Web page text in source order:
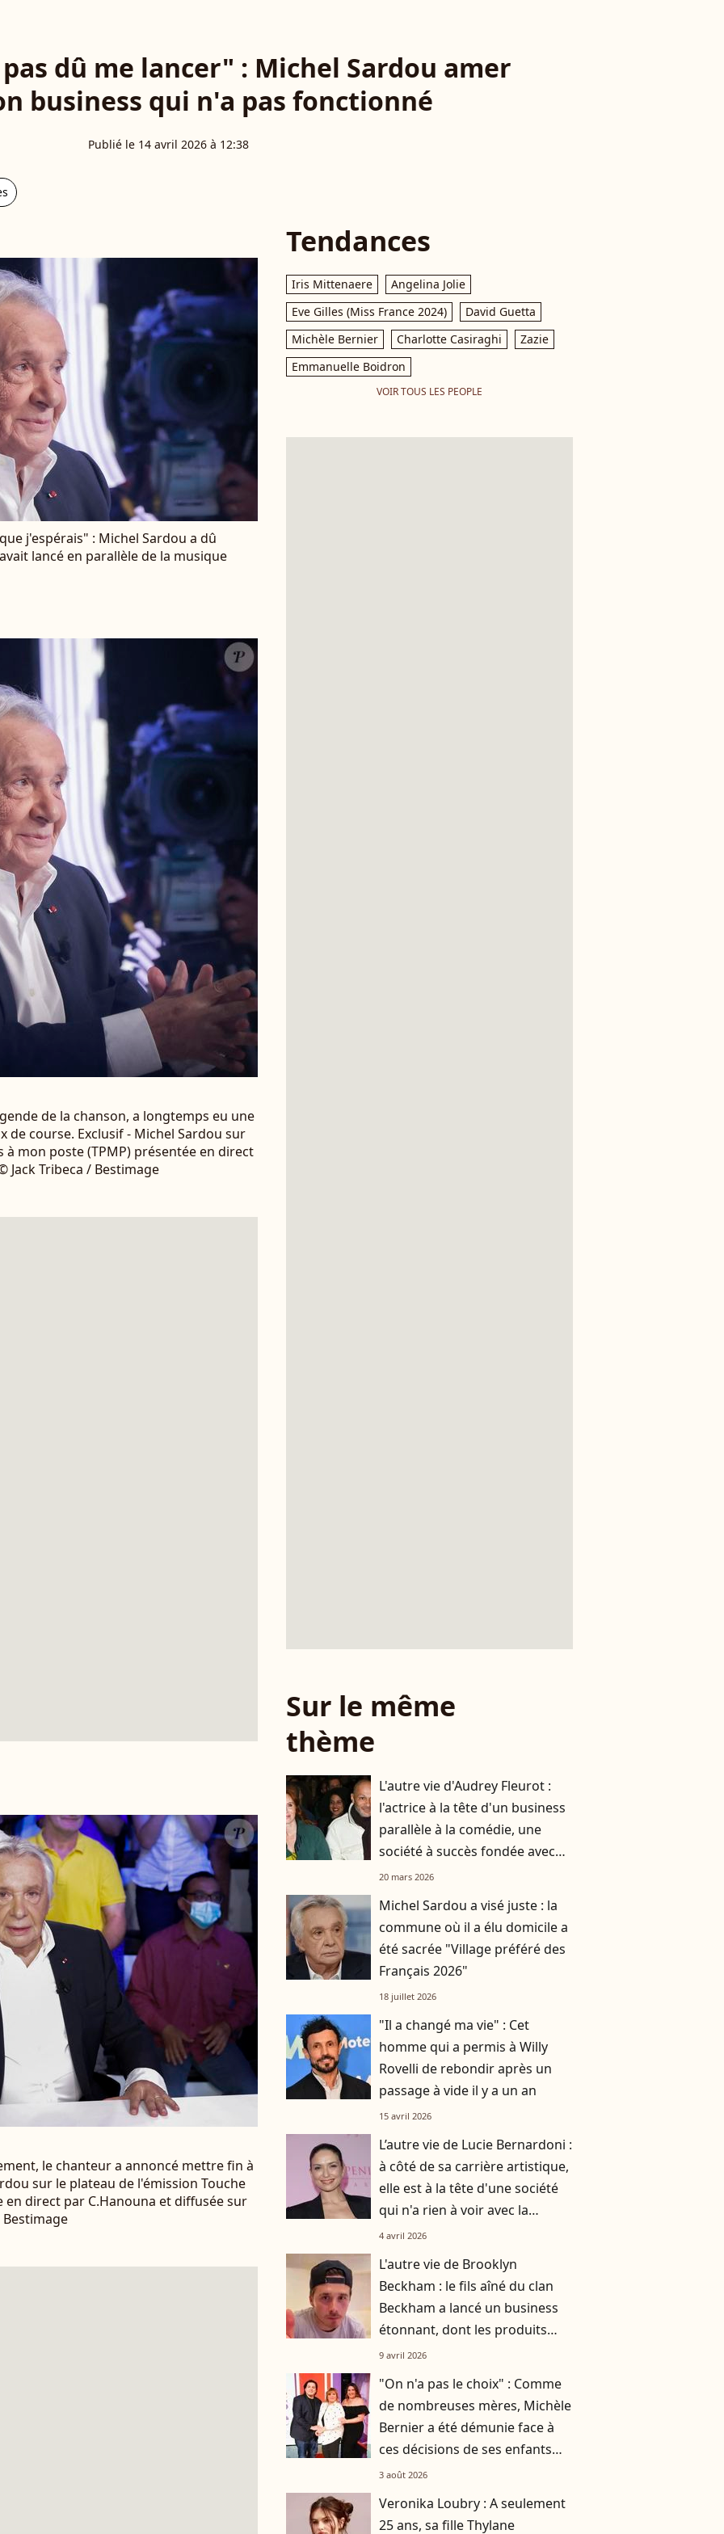
dû me lancer" : Michel Sardou amer
business qui n'a pas fonctionné
Publié le 14 avril 2026 à 12:38
j'espérais" : Michel Sardou a dû
lancé en parallèle de la musique
de la chanson, a longtemps eu une
de course. Exclusif - Michel Sardou sur
à mon poste (TPMP) présentée en direct
Jack Tribeca / Bestimage
le chanteur a annoncé mettre fin à
sur le plateau de l'émission Touche
en direct par C.Hanouna et diffusée sur
Bestimage
Tendances
Iris Mittenaere
Angelina Jolie
Eve Gilles (Miss France 2024)
David Guetta
Michèle Bernier
Charlotte Casiraghi
Zazie
Emmanuelle Boidron
VOIR TOUS LES PEOPLE
Sur le même
thème
L'autre vie d'Audrey Fleurot :
l'actrice à la tête d'un business
parallèle à la comédie, une
société à succès fondée avec
son compagnon Djibril Glissant
20 mars 2026
Michel Sardou a visé juste : la
commune où il a élu domicile a
été sacrée "Village préféré des
Français 2026"
18 juillet 2026
"Il a changé ma vie" : Cet
homme qui a permis à Willy
Rovelli de rebondir après un
passage à vide il y a un an
15 avril 2026
L’autre vie de Lucie Bernardoni :
à côté de sa carrière artistique,
elle est à la tête d'une société
qui n'a rien à voir avec la
musique
4 avril 2026
L'autre vie de Brooklyn
Beckham : le fils aîné du clan
Beckham a lancé un business
étonnant, dont les produits
font partie des plus chers du
9 avril 2026
"On n'a pas le choix" : Comme
de nombreuses mères, Michèle
Bernier a été démunie face à
ces décisions de ses enfants
Charlotte et Enzo
3 août 2026
Veronika Loubry : A seulement
25 ans, sa fille Thylane